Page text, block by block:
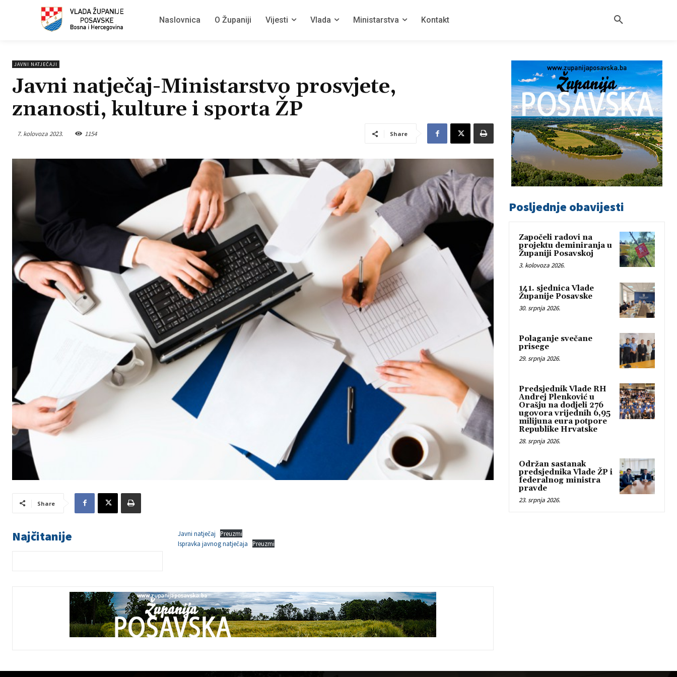
Naslovnica O Županiji Vijesti Vlada Ministarstva Kontakt
JAVNI NATJEČAJI
Javni natječaj-Ministarstvo prosvjete,
znanosti, kulture i sporta ŽP
7. kolovoza 2023. 1154 Share
Share
Najčitanije Javni natječaj
Preuzmi
Ispravka javnog natječaja
Preuzmi
Posljednje obavijesti
Započeli radovi na
projektu deminiranja u
Županiji Posavskoj
3. kolovoza 2026.
141. sjednica Vlade
Županije Posavske
30. srpnja 2026.
Polaganje svečane
prisege
29. srpnja 2026.
Predsjednik Vlade RH
Andrej Plenković u
Orašju na dodjeli 276
ugovora vrijednih 6,95
milijuna eura potpore
Republike Hrvatske
28. srpnja 2026.
Održan sastanak
predsjednika Vlade ŽP i
federalnog ministra
pravde
23. srpnja 2026.